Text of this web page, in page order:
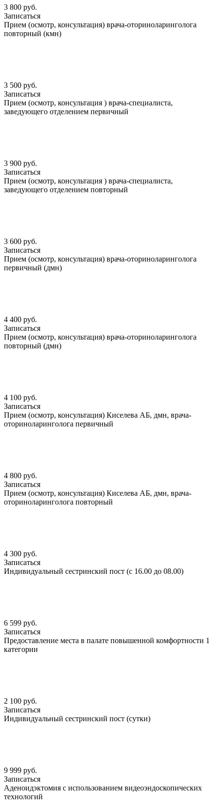
3 800 руб.
Записаться
Прием (осмотр, консультация) врача-оториноларинголога
повторный (кмн)
3 500 руб.
Записаться
Прием (осмотр, консультация ) врача-специалиста,
заведующего отделением первичный
3 900 руб.
Записаться
Прием (осмотр, консультация ) врача-специалиста,
заведующего отделением повторный
3 600 руб.
Записаться
Прием (осмотр, консультация) врача-оториноларинголога
первичный (дмн)
4 400 руб.
Записаться
Прием (осмотр, консультация) врача-оториноларинголога
повторный (дмн)
4 100 руб.
Записаться
Прием (осмотр, консультация) Киселева АБ, дмн, врача-
оториноларинголога первичный
4 800 руб.
Записаться
Прием (осмотр, консультация) Киселева АБ, дмн, врача-
оториноларинголога повторный
4 300 руб.
Записаться
Индивидуальный сестринский пост (с 16.00 до 08.00)
6 599 руб.
Записаться
Предоставление места в палате повышенной комфортности 1
категории
2 100 руб.
Записаться
Индивидуальный сестринский пост (сутки)
9 999 руб.
Записаться
Аденоидэктомия с использованием видеоэндоскопических
технологий